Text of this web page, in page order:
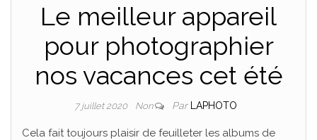
Le meilleur appareil
pour photographier
nos vacances cet été
7 juillet 2020 Non Par LAPHOTO
Cela fait toujours plaisir de feuilleter les albums de